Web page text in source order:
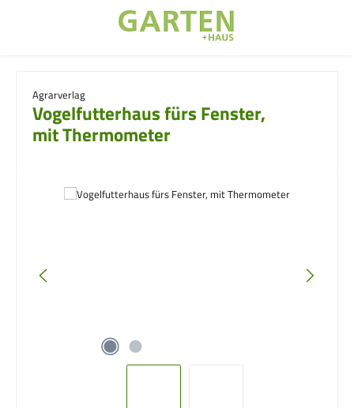
Agrarverlag
Vogelfutterhaus fürs Fenster,
mit Thermometer
Bildergalerie überspringen